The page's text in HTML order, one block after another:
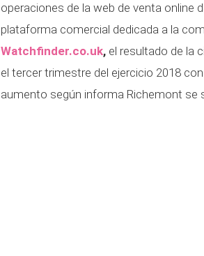
operaciones de la web de venta online
plataforma comercial dedicada a la
Watchfinder.co.uk, el resultado de la
el tercer trimestre del ejercicio 2018
aumento según informa Richemont se